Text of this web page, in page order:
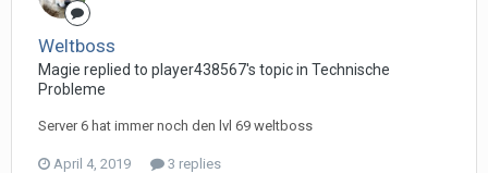
Weltboss
Magie replied to player438567's topic in Technische
Probleme
Server 6 hat immer noch den lvl 69 weltboss
April 4, 2019 3 replies